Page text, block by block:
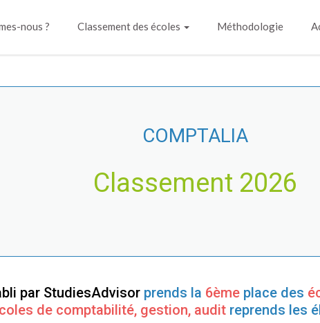
nous ? Classement des écoles Méthodologie
COMPTALIA
Classement 2026
par StudiesAdvisor prends la 6ème place des
de comptabilité, gestion, audit reprends les